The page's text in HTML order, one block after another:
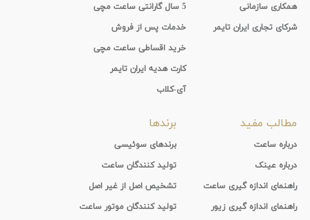
همکاری سازمانی
شرکای تجاری ایران تایمر
5 سال گارانتی ساعت مچی
خدمات پس از فروش
خرید اقساطی ساعت مچی
کارت هدیه ایران تایمر
آی-کلاب
مطالب مفید
درباره ساعت
درباره عینک
راهنمای اندازه گیری ساعت
راهنمای اندازه گیری زیور
برندها
برندهای سوئیسی
تولید کنندگان ساعت
تشخیص اصل از غیر اصل
تولید کنندگان موتور ساعت